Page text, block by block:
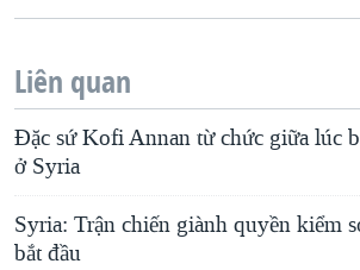
Liên quan
Đặc sứ Kofi Annan từ chức giữa lúc
ở Syria
Syria: Trận chiến giành quyền kiểm
bắt đầu